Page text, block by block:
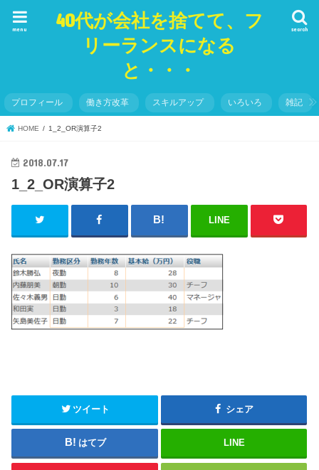
40代が会社を捨てて、フ
リーランスになる
と・・・
search
menu
プロフィール 働き方改革 スキルアップ いろいろ 雑記
HOME 1_2_OR演算子2
2018.07.17
1_2_OR演算子2
LINE
ツイート シェア
はてブ LINE